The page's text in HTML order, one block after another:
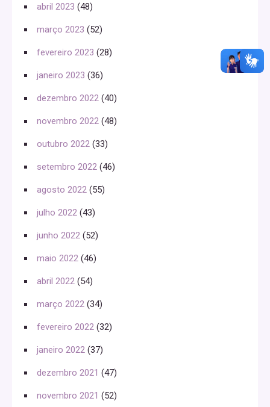
abril 2023 (48)
março 2023 (52)
fevereiro 2023 (28)
janeiro 2023 (36)
dezembro 2022 (40)
novembro 2022 (48)
outubro 2022 (33)
setembro 2022 (46)
agosto 2022 (55)
julho 2022 (43)
junho 2022 (52)
maio 2022 (46)
abril 2022 (54)
março 2022 (34)
fevereiro 2022 (32)
janeiro 2022 (37)
dezembro 2021 (47)
novembro 2021 (52)